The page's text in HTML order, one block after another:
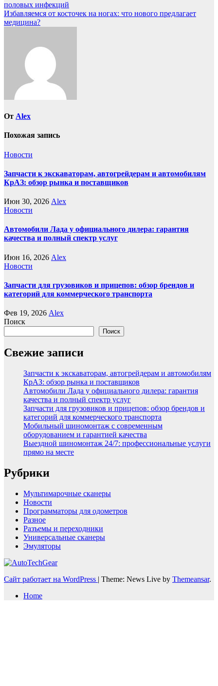
по
записям
половых инфекций
Избавляемся от косточек на ногах: что нового предлагает
медицина?
От Alex
Похожая запись
Новости
Запчасти к экскаваторам, автогрейдерам и автомобилям
КрАЗ: обзор рынка и поставщиков
Июн 30, 2026 Alex
Новости
Автомобили Лада у официального дилера: гарантия
качества и полный спектр услуг
Июн 16, 2026 Alex
Новости
Запчасти для грузовиков и прицепов: обзор брендов и
категорий для коммерческого транспорта
Фев 19, 2026 Alex
Поиск
Поиск
Свежие записи
Запчасти к экскаваторам, автогрейдерам и автомобилям
КрАЗ: обзор рынка и поставщиков
Автомобили Лада у официального дилера: гарантия
качества и полный спектр услуг
Запчасти для грузовиков и прицепов: обзор брендов и
категорий для коммерческого транспорта
Мобильный шиномонтаж с современным
оборудованием и гарантией качества
Выездной шиномонтаж 24/7: профессиональные услуги
прямо на месте
Рубрики
Мультимарочные сканеры
Новости
Программаторы для одометров
Разное
Разъемы и переходники
Универсальные сканеры
Эмуляторы
Сайт работает на WordPress | Theme: News Live by Themeansar.
Home